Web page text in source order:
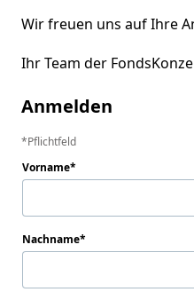
Wir freuen uns auf Ihre
Ihr Team der
Anmelden
Pflichtfeld
Vorname
Nachname